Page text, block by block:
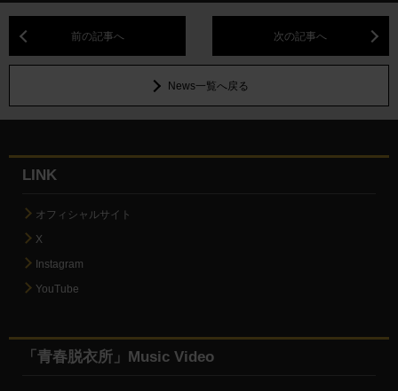
前の記事へ 次の記事へ
News一覧へ戻る
LINK
オフィシャルサイト
X
Instagram
YouTube
「青春脱衣所」Music Video